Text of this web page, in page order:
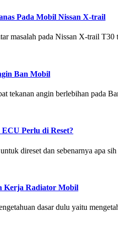
Pada Mobil Nissan X-trail
masalah pada Nissan X-trail
Ban Mobil
tekanan angin berlebihan pada
Perlu di Reset?
direset dan sebenarnya apa
Kerja Radiator Mobil
dasar dulu yaitu